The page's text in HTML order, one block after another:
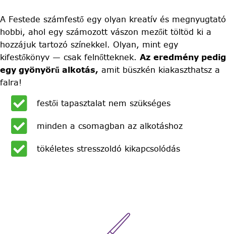
A Festede számfestő egy olyan kreatív és megnyugtató
hobbi, ahol egy számozott vászon mezőit töltöd ki a
hozzájuk tartozó színekkel. Olyan, mint egy
kifestőkönyv — csak felnőtteknek. Az eredmény pedig
egy gyönyörű alkotás, amit büszkén kiakaszthatsz a
falra!
festői tapasztalat nem szükséges
minden a csomagban az alkotáshoz
tökéletes stresszoldó kikapcsolódás